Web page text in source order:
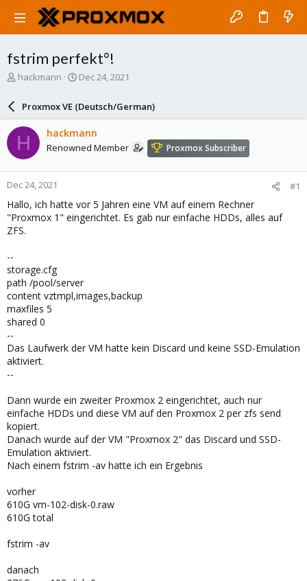
fstrim perfekt°!
T
a
d
s
t
a
r
t
e
r
hackmann
S
a
r
d
a
e
Dec 24, 2021
Proxmox VE (Deutsch/German)
H hackmann
Renowned Member Proxmox Subscriber
Dec 24, 2021 #1
Hallo, ich hatte vor 5 Jahren eine VM auf einem Rechner
"Proxmox 1" eingerichtet. Es gab nur einfache HDDs, alles auf
ZFS.
--
storage.cfg
path /pool/server
content vztmpl,images,backup
maxfiles 5
shared 0
--
Das Laufwerk der VM hatte kein Discard und keine SSD-Emulation
aktiviert.
--
Dann wurde ein zweiter Proxmox 2 eingerichtet, auch nur
einfache HDDs und diese VM auf den Proxmox 2 per zfs send
kopiert.
Danach wurde auf der VM "Proxmox 2" das Discard und SSD-
Emulation aktiviert.
Nach einem fstrim -av hatte ich ein Ergebnis
vorher
610G vm-102-disk-0.raw
610G total
fstrim -av
danach